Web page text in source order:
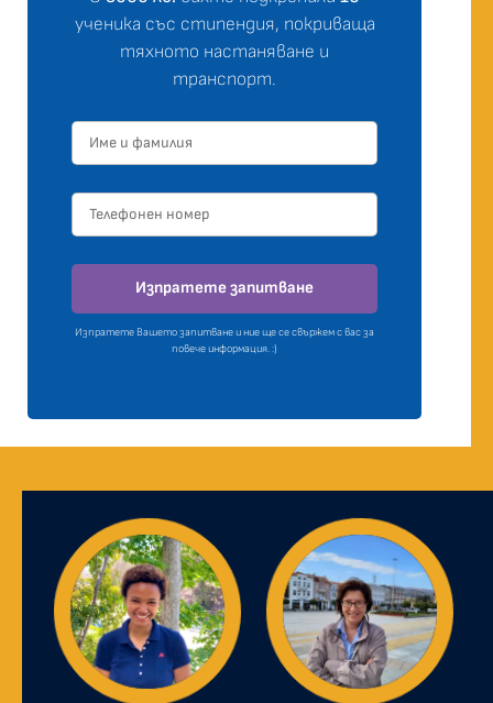
ученика със стипендия, покриваща
тяхното настаняване и
транспорт.
Изпратете запитване
Изпратете Вашето запитване и ние ще се свържем с вас за
повече информация. :)